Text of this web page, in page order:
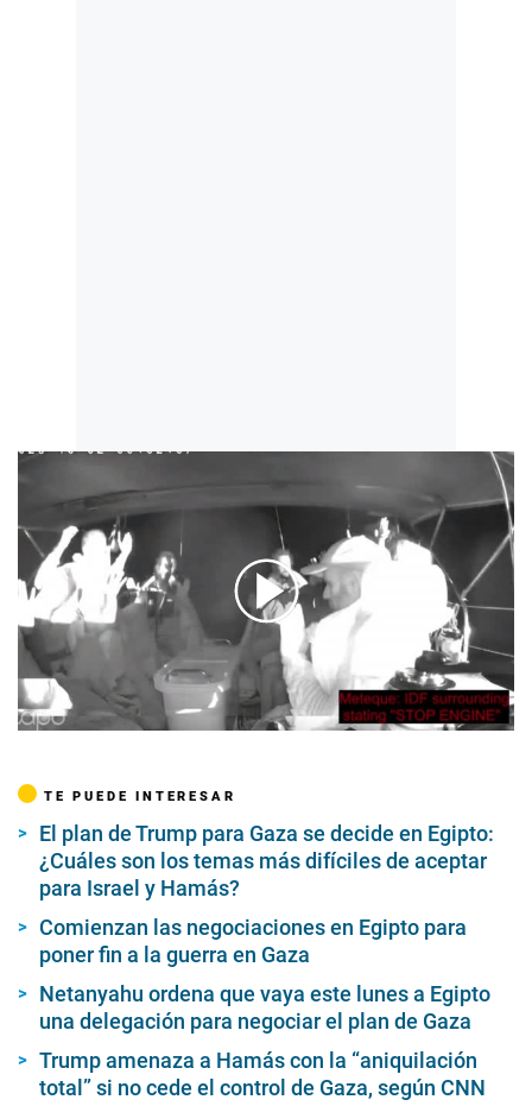
00:00 02:08
TE PUEDE INTERESAR
El plan de Trump para Gaza se decide en Egipto:
¿Cuáles son los temas más difíciles de aceptar
para Israel y Hamás?
Comienzan las negociaciones en Egipto para
poner fin a la guerra en Gaza
Netanyahu ordena que vaya este lunes a Egipto
una delegación para negociar el plan de Gaza
Trump amenaza a Hamás con la “aniquilación
total” si no cede el control de Gaza, según CNN